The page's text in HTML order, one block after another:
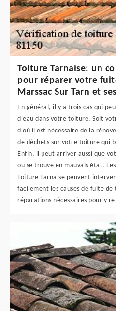
Toiture Tarnaise: un
pour réparer votre
Marssac Sur Tarn et
En général, il y a trois cas qui
d'eau dans votre toiture. Soit
d'où il est nécessaire de la
de déchets sur votre toiture qui
Enfin, il peut arriver aussi que
ou se trouve en mauvais état.
Toiture Tarnaise peuvent
facilement les causes de fuite
réparations nécessaires pour y